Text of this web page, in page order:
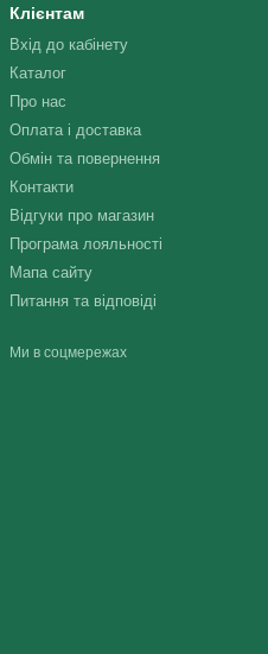
Клієнтам
Вхід до кабінету
Каталог
Про нас
Оплата і доставка
Обмін та повернення
Контакти
Відгуки про магазин
Програма лояльності
Мапа сайту
Питання та відповіді
Ми в соцмережах